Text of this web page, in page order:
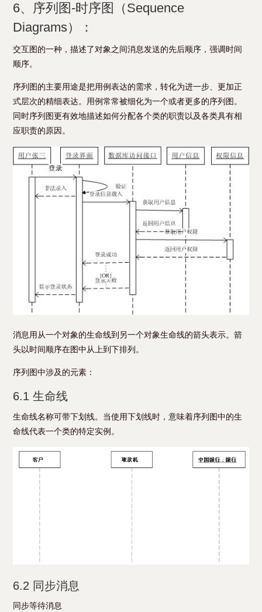
6、序列图-时序图（Sequence
Diagrams）：
交互图的一种，描述了对象之间消息发送的先后顺序，强调时间
顺序。
序列图的主要用途是把用例表达的需求，转化为进一步、更加正
式层次的精细表达。用例常常被细化为一个或者更多的序列图。
同时序列图更有效地描述如何分配各个类的职责以及各类具有相
应职责的原因。
消息用从一个对象的生命线到另一个对象生命线的箭头表示。箭
头以时间顺序在图中从上到下排列。
序列图中涉及的元素：
6.1 生命线
生命线名称可带下划线。当使用下划线时，意味着序列图中的生
命线代表一个类的特定实例。
6.2 同步消息
同步等待消息